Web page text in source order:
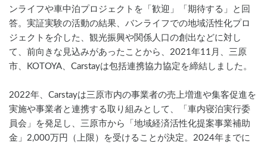
ンライフや車中泊プロジェクトを「歓迎」「期待する」と回
答。実証実験の活動の結果、バンライフでの地域活性化プロ
ジェクトを介した、観光振興や関係人口の創出などに対し
て、前向きな見込みがあったことから、2021年11月、三原
市、KOTOYA、Carstayは包括連携協力協定を締結しました。
2022年、Carstayは三原市内の事業者の売上増進や集客促進を
実施や事業者と連携する取り組みとして、「車内寝泊実行委
員会」を発足し、三原市から「地域経済活性化提案事業補助
金」2,000万円（上限）を受けることが決定。2024年までに